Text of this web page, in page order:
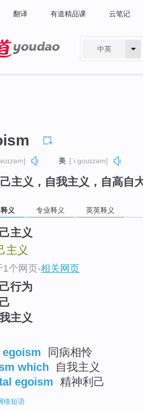
翻译 有道精品课 云笔记
中英
美 [ˈiːɡoʊɪzəm]
主义，自我主义，自高自
义 专业释义 英英释义
主义
主义
1个网页-相关网页
行为
主义
同病相怜
which
自我主义
egoism 精神利己
络短语